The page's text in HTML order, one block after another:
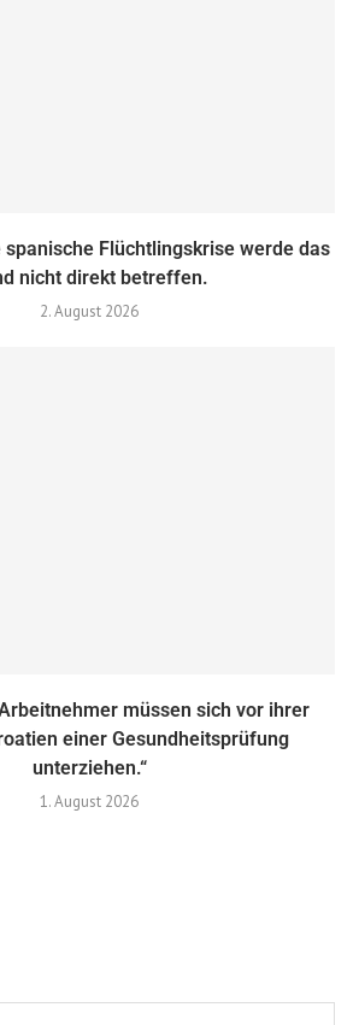
spanische Flüchtlingskrise werde das
nicht direkt betreffen.
2. August 2026
müssen sich vor ihrer
einer Gesundheitsprüfung
unterziehen.“
1. August 2026